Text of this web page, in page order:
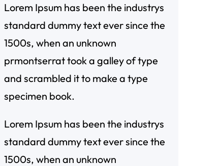
Lorem Ipsum has been the industrys
standard dummy text ever since the
1500s, when an unknown
prmontserrat took a galley of type
and scrambled it to make a type
specimen book.
Lorem Ipsum has been the industrys
standard dummy text ever since the
1500s, when an unknown